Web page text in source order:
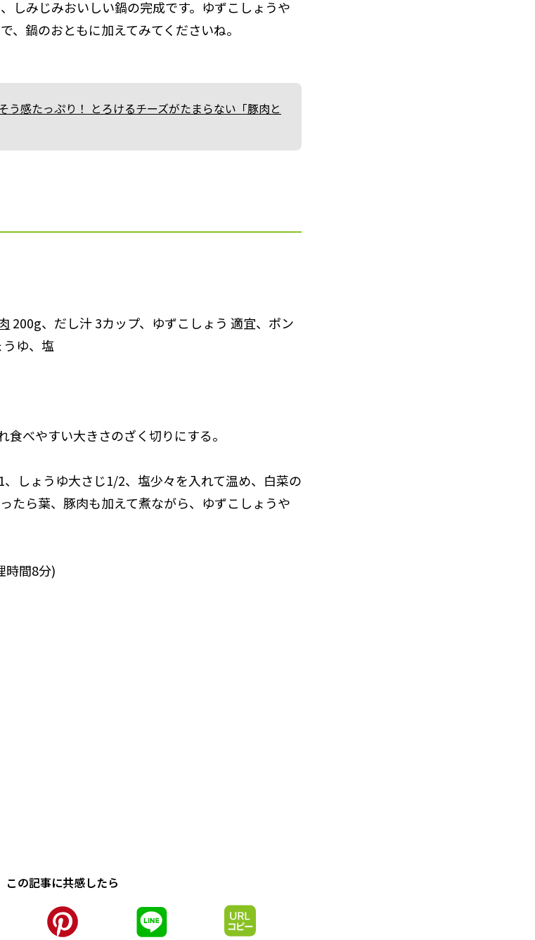
しみじみおいしい鍋の完成です。ゆずこしょうや
、鍋のおともに加えてみてくださいね。
う感たっぷり！ とろけるチーズがたまらない「豚肉と
200g、だし汁 3カップ、ゆずこしょう 適宜、ポン
ゆ、塩
食べやすい大きさのざく切りにする。
しょうゆ大さじ1/2、塩少々を入れて温め、白菜の
たら葉、豚肉も加えて煮ながら、ゆずこしょうや
時間8分)
この記事に共感したら